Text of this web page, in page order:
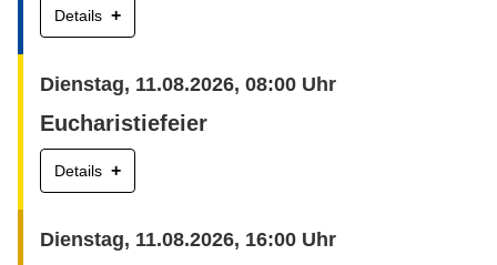
Details +
Dienstag, 11.08.2026, 08:00 Uhr
Eucharistiefeier
Details +
Dienstag, 11.08.2026, 16:00 Uhr